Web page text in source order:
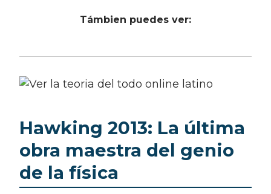
Támbien puedes ver:
Hawking 2013: La última
obra maestra del genio
de la física